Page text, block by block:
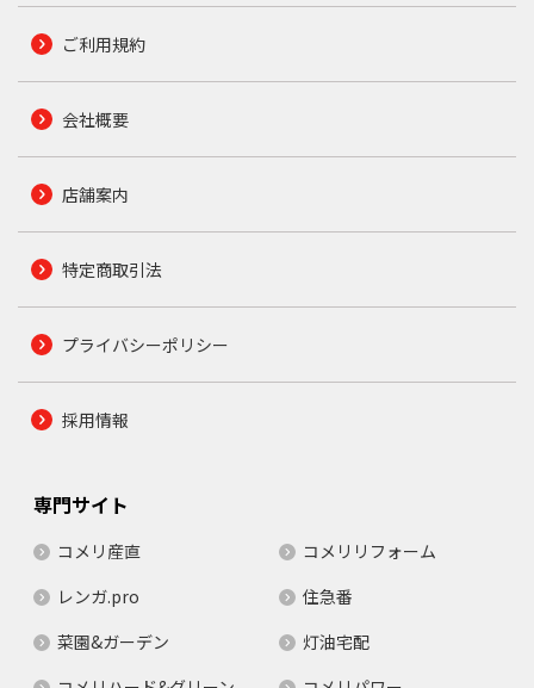
ご利用規約
会社概要
店舗案内
特定商取引法
プライバシーポリシー
採用情報
専門サイト
コメリ産直
コメリリフォーム
レンガ.pro
住急番
菜園&ガーデン
灯油宅配